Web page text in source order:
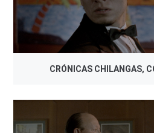
CRÓNICAS CHILANGAS,